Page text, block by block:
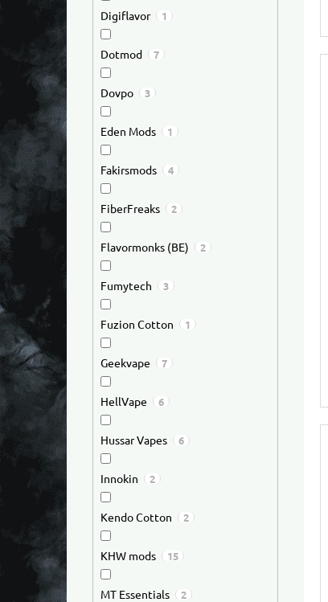
Digiflavor 1
Dotmod 7
Dovpo 3
Eden Mods 1
Fakirsmods 4
FiberFreaks 2
Flavormonks (BE) 2
Fumytech 3
Fuzion Cotton 1
Geekvape 7
HellVape 6
Hussar Vapes 6
Innokin 2
Kendo Cotton 2
KHW mods 15
MT Essentials 2